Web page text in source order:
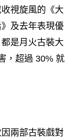
視旋風的《大
及去年表現優
是月火古裝大
，超過 30% 就
因兩部古裝戲對